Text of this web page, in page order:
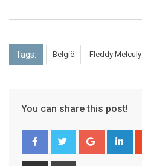
Tags: België Fleddy Melculy
You can share this post!